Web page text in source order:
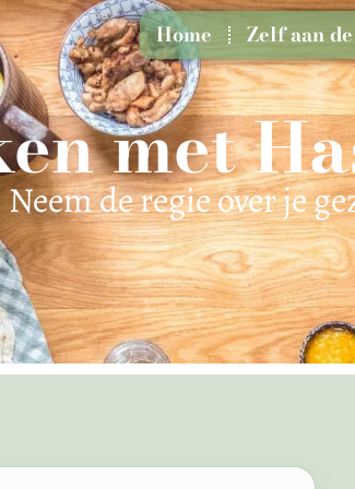
Home Zelf aan
met
Neem de regie over je